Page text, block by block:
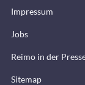
Impressum
Jobs
Reimo in der
Sitemap